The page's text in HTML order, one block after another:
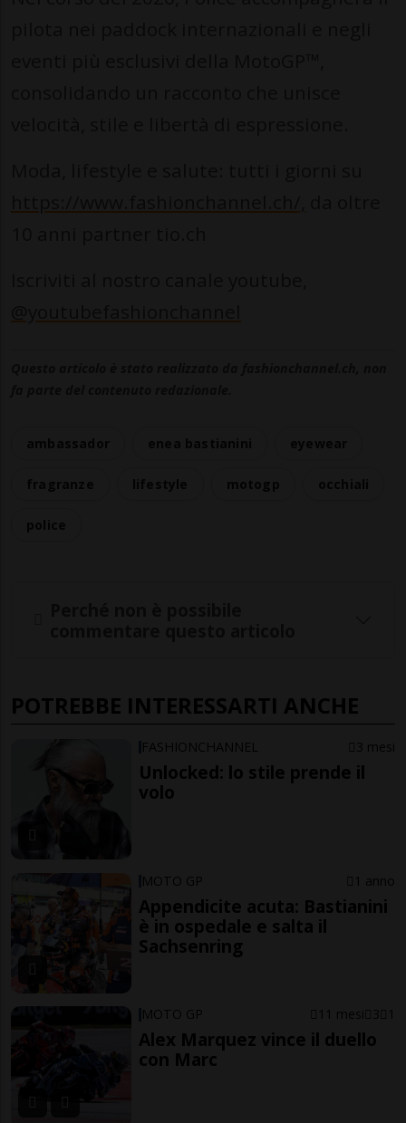
POTREBBE INTERESSARTI ANCHE
FASHIONCHANNEL 3 mesi
Unlocked: lo stile prende il
volo
MOTO GP 1 anno
Appendicite acuta: Bastianini
è in ospedale e salta il
Sachsenring
MOTO GP 11 mesi 3 1
Alex Marquez vince il duello
con Marc